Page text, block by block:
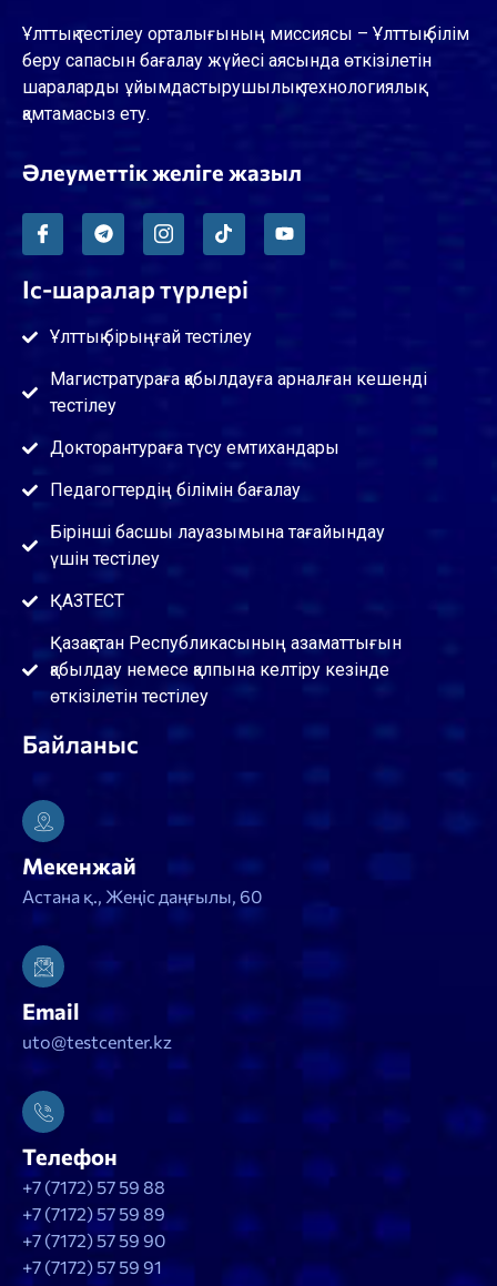
Ұлттық тестілеу орталығының миссиясы – Ұлттық білім
беру сапасын бағалау жүйесі аясында өткізілетін
шараларды ұйымдастырушылық-технологиялық
қамтамасыз ету.
Әлеуметтік желіге жазыл
Іс-шаралар түрлері
Ұлттық бірыңғай тестілеу
Магистратураға қабылдауға арналған кешенді
тестілеу
Докторантураға түсу емтихандары
Педагогтердің білімін бағалау
Бірінші басшы лауазымына тағайындау
үшін тестілеу
ҚАЗТЕСТ
Қазақстан Республикасының азаматтығын
қабылдау немесе қалпына келтіру кезінде
өткізілетін тестілеу
Байланыс
Мекенжай
Астана қ., Жеңіс даңғылы, 60
Email
uto@testcenter.kz
Телефон
+7 (7172) 57 59 88
+7 (7172) 57 59 89
+7 (7172) 57 59 90
+7 (7172) 57 59 91